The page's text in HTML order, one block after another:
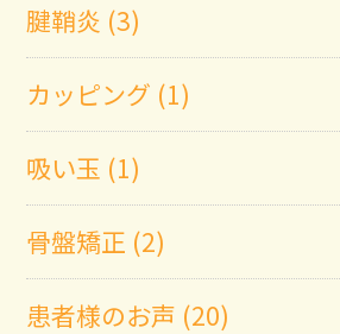
腱鞘炎 (3)
カッピング (1)
吸い玉 (1)
骨盤矯正 (2)
患者様のお声 (20)